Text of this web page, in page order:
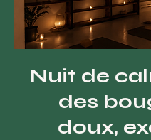
Nuit de
des
doux,